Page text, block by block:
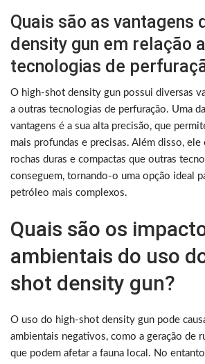
Quais são as vantagens
density gun em relação
tecnologias de
O high-shot density gun possui diversas
a outras tecnologias de perfuração. Uma
vantagens é a sua alta precisão, que
mais profundas e precisas. Além disso, ele
rochas duras e compactas que outras
conseguem, tornando-o uma opção ideal
petróleo mais complexos.
Quais são os
ambientais do uso
shot density gun?
O uso do high-shot density gun pode
ambientais negativos, como a geração de
que podem afetar a fauna local. No